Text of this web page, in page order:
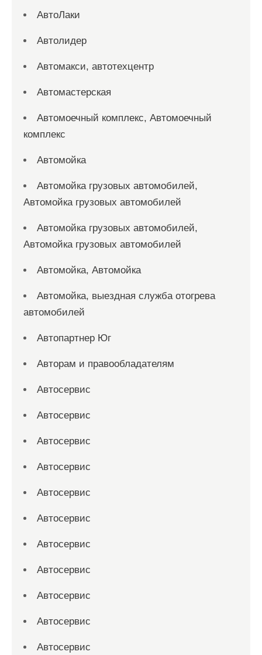
АвтоЛаки
Автолидер
Автомакси, автотехцентр
Автомастерская
Автомоечный комплекс, Автомоечный
комплекс
Автомойка
Автомойка грузовых автомобилей,
Автомойка грузовых автомобилей
Автомойка грузовых автомобилей,
Автомойка грузовых автомобилей
Автомойка, Автомойка
Автомойка, выездная служба отогрева
автомобилей
Автопартнер Юг
Авторам и правообладателям
Автосервис
Автосервис
Автосервис
Автосервис
Автосервис
Автосервис
Автосервис
Автосервис
Автосервис
Автосервис
Автосервис